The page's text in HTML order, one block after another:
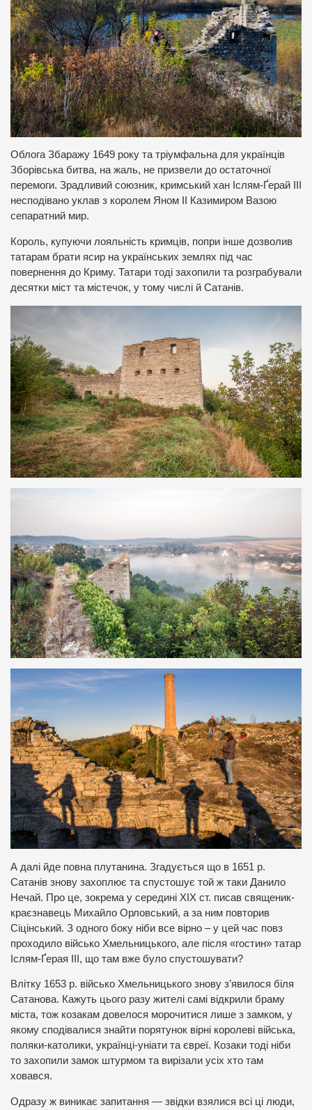
Облога Збаражу 1649 року та тріумфальна для українців
Зборівська битва, на жаль, не призвели до остаточної
перемоги. Зрадливий союзник, кримський хан Іслям-Ґерай III
несподівано уклав з королем Яном II Казимиром Вазою
сепаратний мир.
Король, купуючи лояльність кримців, попри інше дозволив
татарам брати ясир на українських землях під час
повернення до Криму. Татари тоді захопили та розграбували
десятки міст та містечок, у тому числі й Сатанів.
А далі йде повна плутанина. Згадується що в 1651 р.
Сатанів знову захоплює та спустошує той ж таки Данило
Нечай. Про це, зокрема у середині ХІХ ст. писав священик-
краєзнавець Михайло Орловський, а за ним повторив
Сіцінський. З одного боку ніби все вірно – у цей час повз
проходило військо Хмельницького, але після «гостин» татар
Іслям-Ґерая ІІІ, що там вже було спустошувати?
Влітку 1653 р. військо Хмельницького знову з’явилося біля
Сатанова. Кажуть цього разу жителі самі відкрили браму
міста, тож козакам довелося морочитися лише з замком, у
якому сподівалися знайти порятунок вірні королеві війська,
поляки-католики, українці-уніати та євреї. Козаки тоді ніби
то захопили замок штурмом та вирізали усіх хто там
ховався.
Одразу ж виникає запитання — звідки взялися всі ці люди,